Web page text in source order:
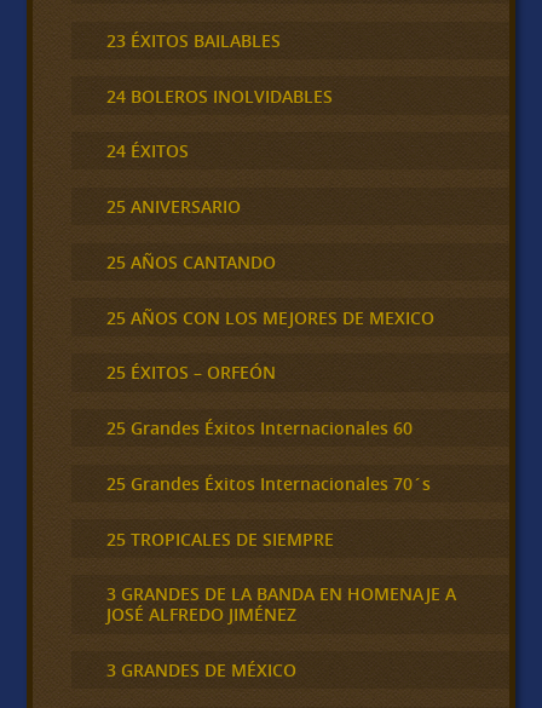
23 ÉXITOS BAILABLES
24 BOLEROS INOLVIDABLES
24 ÉXITOS
25 ANIVERSARIO
25 AÑOS CANTANDO
25 AÑOS CON LOS MEJORES DE MEXICO
25 ÉXITOS – ORFEÓN
25 Grandes Éxitos Internacionales 60
25 Grandes Éxitos Internacionales 70´s
25 TROPICALES DE SIEMPRE
3 GRANDES DE LA BANDA EN HOMENAJE A
JOSÉ ALFREDO JIMÉNEZ
3 GRANDES DE MÉXICO